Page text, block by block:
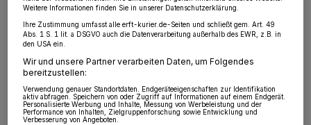
mehreren Jahren nicht mehr direkt im Landtag vertreten
ist.
Weitere Informationen finden Sie in unserer Datenschutzerklärung.
Ihre Zustimmung umfasst alle erft-kurier.de-Seiten und schließt gem. Art. 49
Abs. 1 S. 1 lit. a DSGVO auch die Datenverarbeitung außerhalb des EWR, z.B. in
den USA ein.
Wir und unsere Partner verarbeiten Daten, um Folgendes
bereitzustellen:
Verwendung genauer Standortdaten. Endgeräteeigenschaften zur Identifikation
aktiv abfragen. Speichern von oder Zugriff auf Informationen auf einem Endgerät.
Personalisierte Werbung und Inhalte, Messung von Werbeleistung und der
Performance von Inhalten, Zielgruppenforschung sowie Entwicklung und
Verbesserung von Angeboten.